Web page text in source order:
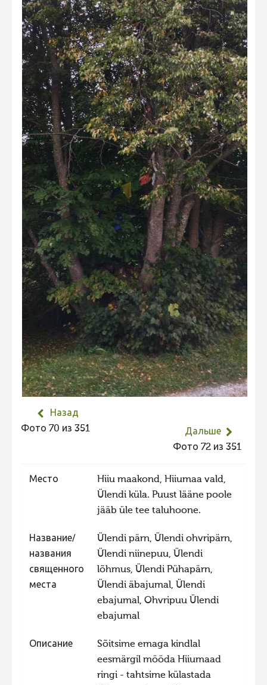
Не учитываются 2023
Видео 2023
Фотоконкурс 2022
Не учитываются 2022
Видео 2022
Фотоконкурс 2021
Видео 2021
Фотоконкурс 2020
Видео 2020
Фотоконкурс 2019
Фотоконкурс 2018
Фотоконкурс 2017
Фотоконкурс 2016
Фотоконкурс 2015
Фотоконкурс 2014
Фотоконкурс 2013
Фотоконкурс 2012
Фотоконкурс 2011
Фотоконкурс 2010
Фотоконкурс 2009
Фотоконкурс 2008
Назад
Фото 70 из 351
Дальше
Фото 72 из 351
Место
Hiiu maakond, Hiiumaa vald,
Ülendi küla. Puust lääne poole
jääb üle tee taluhoone.
Название/
названия
священного
места
Ülendi pärn, Ülendi ohvripärn,
Ülendi niinepuu, Ülendi
lõhmus, Ülendi Pühapärn,
Ülendi äbajumal, Ülendi
ebajumal, Ohvripuu Ülendi
ebajumal
Описание
Sõitsime emaga kindlal
eesmärgil mööda Hiiumaad
ringi - tahtsime külastada